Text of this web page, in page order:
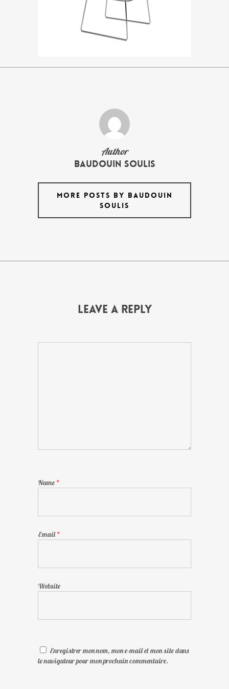
Author
Baudouin Soulis
MORE POSTS BY BAUDOUIN
SOULIS
Leave a Reply
Name *
Email*
Website
Enregistrer mon nom, mon e-mail et mon site dans
le navigateur pour mon prochain commentaire.